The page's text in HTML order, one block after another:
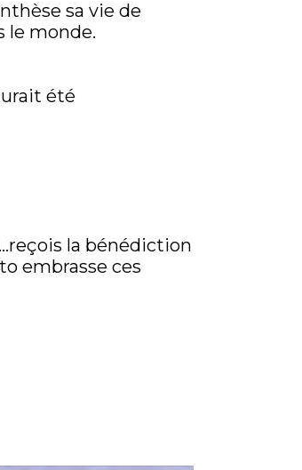
sa vie de
le monde.
été
la bénédiction
embrasse ces